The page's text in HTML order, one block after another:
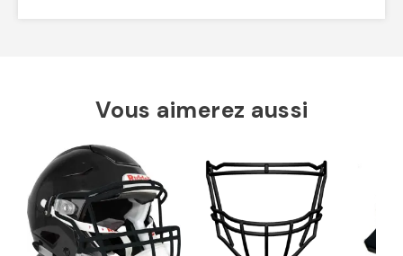
Vous aimerez aussi